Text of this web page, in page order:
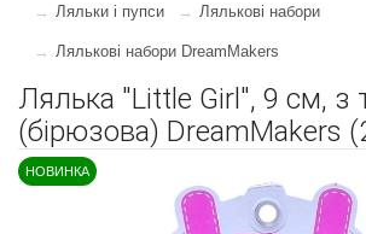
Ляльки і пупси Лялькові набори
Лялькові набори DreamMakers
Лялька "Little Girl", 9 см, з
(бірюзова) DreamMakers
НОВИНКА